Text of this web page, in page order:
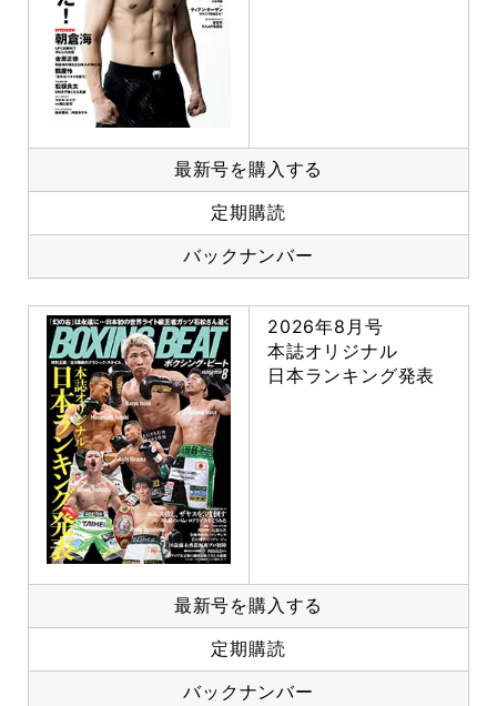
最新号を購入する
定期購読
バックナンバー
2026年8月号
本誌オリジナル
日本ランキング発表
最新号を購入する
定期購読
バックナンバー